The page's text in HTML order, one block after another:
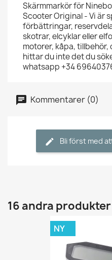
Skärmmarkör för
Scooter Original - Vi är
förbättringar,
skotrar, elcyklar eller
motorer, kåpa,
hittar du inte det du
whatsapp +34
Kommentarer (0)
Bli först med
16 andra
NY